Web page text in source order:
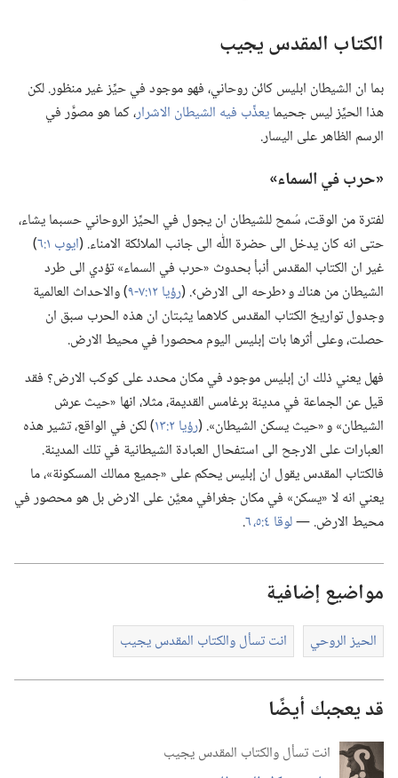
الكتاب المقدس يجيب
بما ان الشيطان ابليس كائن روحاني،‏ فهو موجود في حيِّز غير منظور.‏ لكن
هذا الحيِّز ليس جحيمايعذِّب فيه الشيطان الاشرار‏،‏ كما هو مصوَّر في
الرسم الظاهر على اليسار.‏
‏«حرب في السماء»‏
لفترة من الوقت،‏ سُمح للشيطان ان يجول في الحيِّز الروحاني حسبما يشاء،‏
حتى انه كان يدخل الى حضرة اللّٰه الى جانب الملائكة الامناء.‏ (‏ايوب ١:‏٦
‏)‏
غير ان الكتاب المقدس أنبأ بحدوث «حرب في السماء» تؤدي الى طرد
الشيطان من هناك و ‹طرحه الى الارض›.‏ (‏رؤيا ١٢:‏​٧-‏٩
‏)‏ والاحداث العالمية
وجدول تواريخ الكتاب المقدس كلاهما يثبتان ان هذه الحرب سبق ان
حصلت،‏ وعلى أثرها بات إبليس اليوم محصورا في محيط الارض.‏
فهل يعني ذلك ان إبليس موجود في مكان محدد على كوكب الارض؟‏ فقد
قيل عن الجماعة في مدينة برغامس القديمة،‏ مثلا،‏ انها «حيث عرش
الشيطان» و «حيث يسكن الشيطان».‏ (‏رؤيا ٢:‏١٣
‏)‏ لكن في الواقع،‏ تشير هذه
العبارات على الارجح الى استفحال العبادة الشيطانية في تلك المدينة.‏
فالكتاب المقدس يقول ان إبليس يحكم على «جميع ممالك المسكونة»،‏ ما
يعني انه لا «يسكن» في مكان جغرافي معيَّن على الارض بل هو محصور في
محيط الارض.‏ —‏لوقا ٤:‏​٥،‏ ٦ ‏.‏
مواضيع إضافية
الحيز الروحي انت تسأل والكتاب المقدس يجيب
قد يعجبك أيضًا
انت تسأل والكتاب المقدس يجيب